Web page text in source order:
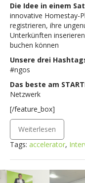
Die Idee in einem
innovative Homestay-
registrieren, ihre
Unterkünften
buchen können
Unsere drei
#ngos
Das beste am
Netzwerk
[/feature_box]
Weiterlesen
Tags: accelerator,